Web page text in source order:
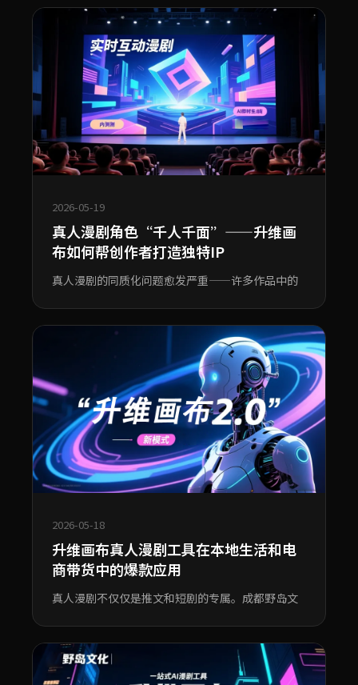
2026-05-19
真人漫剧角色“千人千面”——升维画
布如何帮创作者打造独特IP
真人漫剧的同质化问题愈发严重——许多作品中的
2026-05-18
升维画布真人漫剧工具在本地生活和电
商带货中的爆款应用
真人漫剧不仅仅是推文和短剧的专属。成都野岛文